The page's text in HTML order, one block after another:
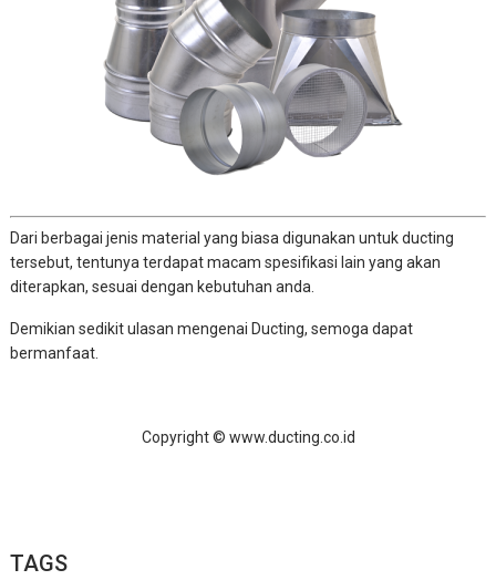
Dari berbagai jenis material yang biasa digunakan untuk ducting
tersebut, tentunya terdapat macam spesifikasi lain yang akan
diterapkan, sesuai dengan kebutuhan anda.
Demikian sedikit ulasan mengenai Ducting, semoga dapat
bermanfaat.
Copyright © www.ducting.co.id
TAGS